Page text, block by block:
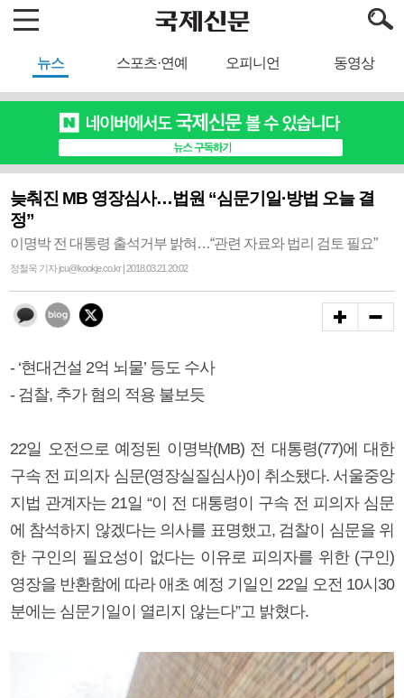
뉴스 스포츠·연예 오피니언 동영상
늦춰진 MB 영장심사…법원 “심문기일·방법 오늘 결
정”
이명박 전 대통령 출석거부 밝혀…“관련 자료와 법리 검토 필요”
정철욱 기자 jcu@kookje.co.kr | 2018.03.21 20:02
- ‘현대건설 2억 뇌물’ 등도 수사
- 검찰, 추가 혐의 적용 불보듯
22일 오전으로 예정된 이명박(MB) 전 대통령(77)에 대한
구속 전 피의자 심문(영장실질심사)이 취소됐다. 서울중앙
지법 관계자는 21일 “이 전 대통령이 구속 전 피의자 심문
에 참석하지 않겠다는 의사를 표명했고, 검찰이 심문을 위
한 구인의 필요성이 없다는 이유로 피의자를 위한 (구인)
영장을 반환함에 따라 애초 예정 기일인 22일 오전 10시30
분에는 심문기일이 열리지 않는다”고 밝혔다.